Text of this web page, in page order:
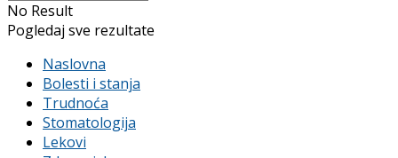
No Result
Pogledaj sve rezultate
Naslovna
Bolesti i stanja
Trudnoća
Stomatologija
Lekovi